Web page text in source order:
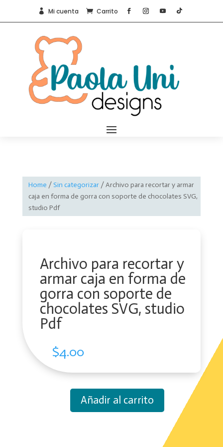
 Mi cuenta  Carrito
Home /Sin categorizar/ Archivo para recortar y armar
caja en forma de gorra con soporte de chocolates SVG,
studio Pdf
Archivo para recortar y
armar caja en forma de
gorra con soporte de
chocolates SVG, studio
Pdf
$4.00
Añadir al carrito